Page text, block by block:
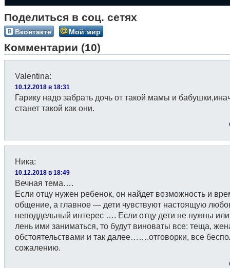
Поделиться в соц. сетях
Вконтакте Мой мир
Комментарии (10)
Valentina:
10.12.2018 в 18:31
Гарику надо забрать дочь от такой мамы и
станет такой как они.
Ника:
10.12.2018 в 18:49
Вечная тема….
Если отцу нужен ребенок, он найдет возможность и
общение, а главное — дети чувствуют настоящую
неподдельный интерес …. Если отцу дети не нужны или
лень ими заниматься, то будут виноваты все: теща,
обстоятельствами и так далее…….отговорки, все
сожалению.